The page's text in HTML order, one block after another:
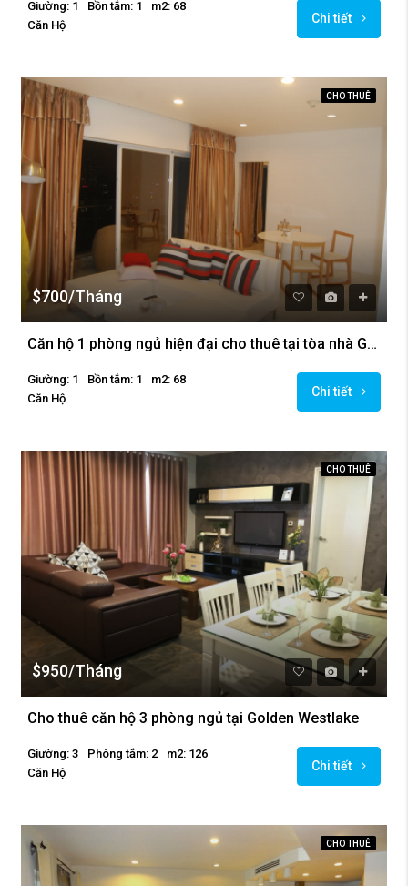
Giường: 1 Bồn tắm: 1
m2: 68
Căn Hộ
Chi tiết
CHO THUÊ
$700/Tháng
Căn hộ 1 phòng ngủ hiện đại cho thuê tại tòa nhà Golden Westlake
Giường: 1 Bồn tắm: 1
m2: 68
Căn Hộ
Chi tiết
CHO THUÊ
$950/Tháng
Cho thuê căn hộ 3 phòng ngủ tại Golden Westlake
Giường: 3 Phòng tắm: 2
m2: 126
Căn Hộ
Chi tiết
CHO THUÊ